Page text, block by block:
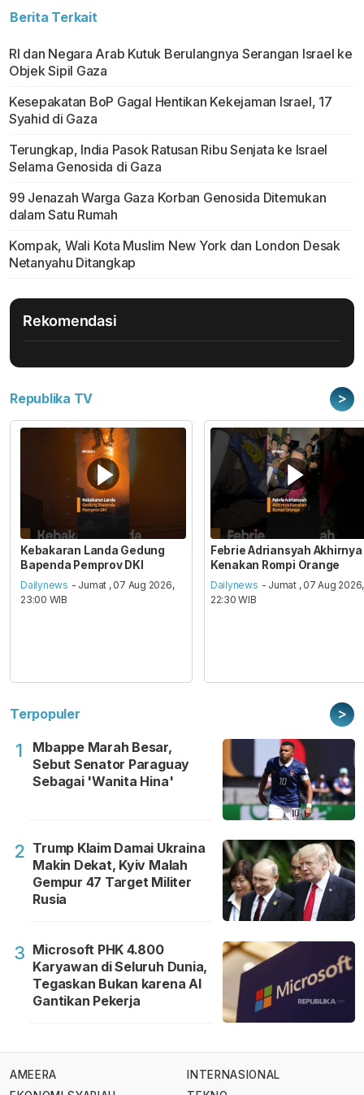
Berita Terkait
RI dan Negara Arab Kutuk Berulangnya Serangan Israel ke
Objek Sipil Gaza
Kesepakatan BoP Gagal Hentikan Kekejaman Israel, 17
Syahid di Gaza
Terungkap, India Pasok Ratusan Ribu Senjata ke Israel
Selama Genosida di Gaza
99 Jenazah Warga Gaza Korban Genosida Ditemukan
dalam Satu Rumah
Kompak, Wali Kota Muslim New York dan London Desak
Netanyahu Ditangkap
Rekomendasi
Republika TV >
Kebakaran Landa Gedung
Bapenda Pemprov DKI
Dailynews - Jumat , 07 Aug 2026,
23:00 WIB
Febrie Adriansyah Akhirnya
Kenakan Rompi Orange
Dailynews - Jumat , 07 Aug 2026,
22:30 WIB
Terpopuler >
1
Mbappe Marah Besar,
Sebut Senator Paraguay
Sebagai 'Wanita Hina'
2 Trump Klaim Damai Ukraina
Makin Dekat, Kyiv Malah
Gempur 47 Target Militer
Rusia
3 Microsoft PHK 4.800
Karyawan di Seluruh Dunia,
Tegaskan Bukan karena AI
Gantikan Pekerja
AMEERA
INTERNASIONAL